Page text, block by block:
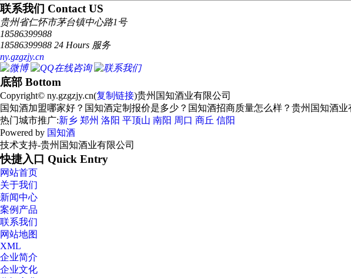
联系我们 Contact US
贵州省仁怀市茅台镇中心路1号
18586399988
18586399988 24 Hours 服务
ny.gzgzjy.cn
底部 Bottom
Copyright© ny.gzgzjy.cn(复制链接)贵州国知酒业有限公司
国知酒加盟哪家好？国知酒定制报价是多少？国知酒招商质量怎么样？贵州国知酒
热门城市推广:新乡 郑州 洛阳 平顶山 南阳 周口 商丘 信阳
Powered by 国知酒
技术支持-贵州国知酒业有限公司
快捷入口 Quick Entry
网站首页
关于我们
新闻中心
案例产品
联系我们
网站地图
XML
企业简介
企业文化